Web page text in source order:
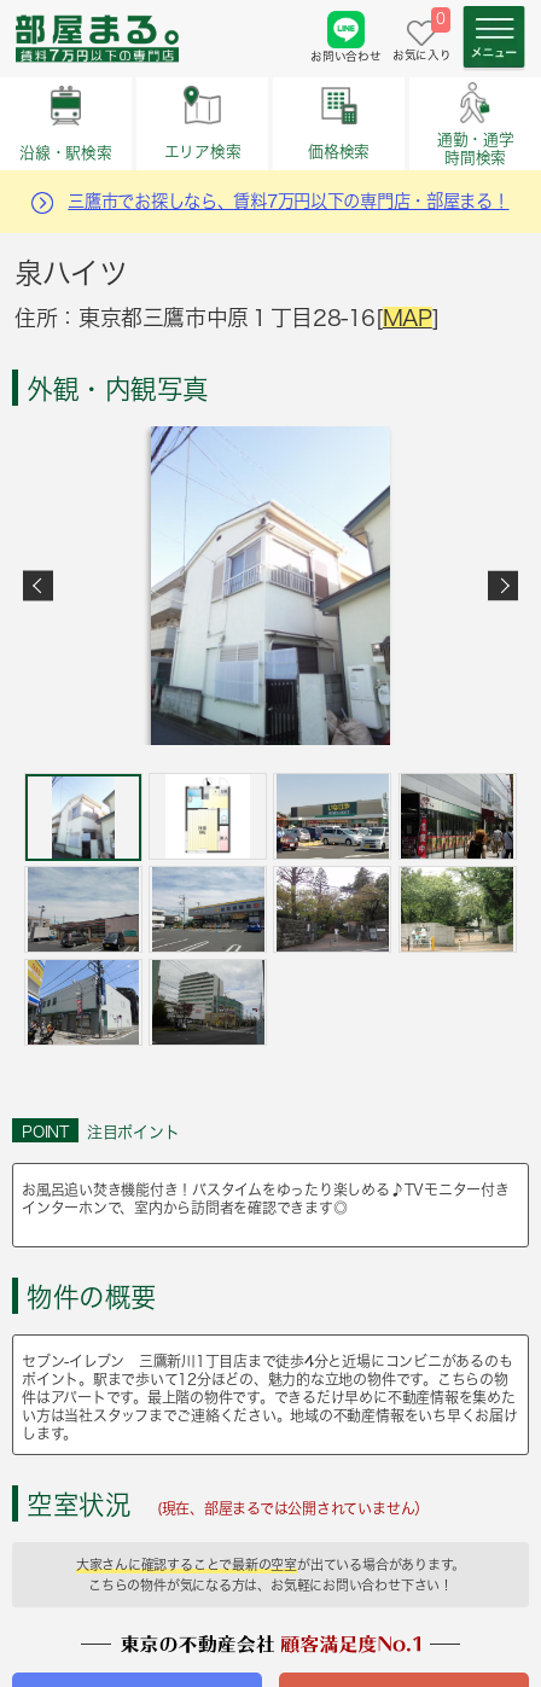
お問い合わせ
0
お気に入り
沿線・駅検索 エリア検索 価格検索
通勤・通学
時間検索
三鷹市でお探しなら、賃料7万円以下の専門店・部屋まる！
泉ハイツ
住所：東京都三鷹市中原１丁目28-16[MAP]
外観・内観写真
POINT 注目ポイント
お風呂追い焚き機能付き！バスタイムをゆったり楽しめる♪TVモニター付き
インターホンで、室内から訪問者を確認できます◎
物件の概要
セブン-イレブン 三鷹新川1丁目店まで徒歩4分と近場にコンビニがあるのも
ポイント。駅まで歩いて12分ほどの、魅力的な立地の物件です。こちらの物
件はアパートです。最上階の物件です。できるだけ早めに不動産情報を集めた
い方は当社スタッフまでご連絡ください。地域の不動産情報をいち早くお届け
します。
空室状況 (現在、部屋まるでは公開されていません）
大家さんに確認することで最新の空室が出ている場合があります。
こちらの物件が気になる方は、お気軽にお問い合わせ下さい！